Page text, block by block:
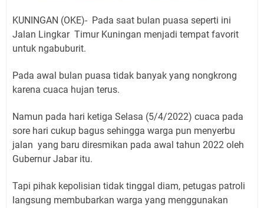
Agenda Kegiatan Bupati Kuningan Jumat 7 Agustus
2026 Ada Tiga, Tapi yang Bakal Dihadiri Hanya Satu
KUNINGAN (OKE)- Pada saat bulan puasa seperti ini
Jalan Lingkar Timur Kuningan menjadi tempat favorit
untuk ngabuburit.
Pada awal bulan puasa tidak banyak yang nongkrong
karena cuaca hujan terus.
Namun pada hari ketiga Selasa (5/4/2022) cuaca pada
sore hari cukup bagus sehingga warga pun menyerbu
jalan yang baru diresmikan pada awal tahun 2022 oleh
Gubernur Jabar itu.
Tapi pihak kepolisian tidak tinggal diam, petugas patroli
langsung membubarkan warga yang menggunakan